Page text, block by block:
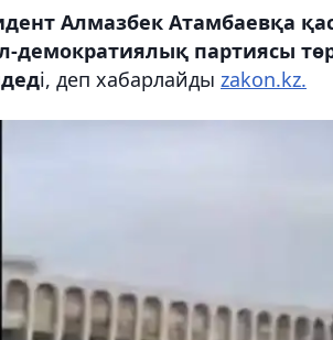
Алмазбек Атамбаевқа
демократиялық партиясы
і, деп хабарлайды zakon.kz.